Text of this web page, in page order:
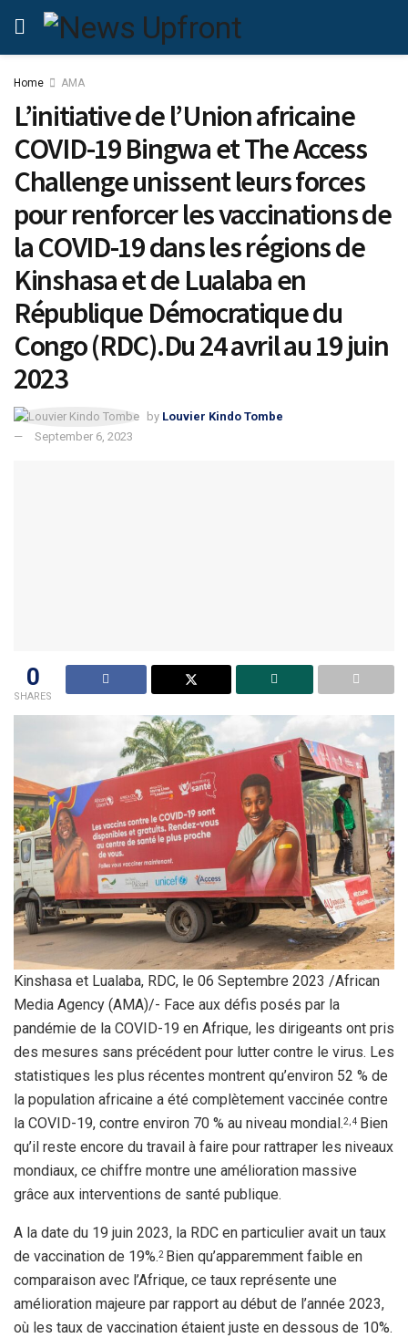
Home AMA
L’initiative de l’Union africaine
COVID-19 Bingwa et The Access
Challenge unissent leurs forces
pour renforcer les vaccinations de
la COVID-19 dans les régions de
Kinshasa et de Lualaba en
République Démocratique du
Congo (RDC).Du 24 avril au 19 juin
2023
by Louvier Kindo Tombe
September 6, 2023
0
SHARES
Kinshasa et Lualaba, RDC, le 06 Septembre 2023 /African
Media Agency (AMA)/- Face aux défis posés par la
pandémie de la COVID-19 en Afrique, les dirigeants ont pris
des mesures sans précédent pour lutter contre le virus. Les
statistiques les plus récentes montrent qu’environ 52 % de
la population africaine a été complètement vaccinée contre
la COVID-19, contre environ 70 % au niveau mondial.2, 4 Bien
qu’il reste encore du travail à faire pour rattraper les niveaux
mondiaux, ce chiffre montre une amélioration massive
grâce aux interventions de santé publique.
A la date du 19 juin 2023, la RDC en particulier avait un taux
de vaccination de 19%.2 Bien qu’apparemment faible en
comparaison avec l’Afrique, ce taux représente une
amélioration majeure par rapport au début de l’année 2023,
où les taux de vaccination étaient juste en dessous de 10%.